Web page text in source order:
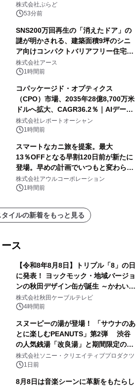
株式会社ぷらど
53分前
SNS200万回再生の「消えたドア」の
謎が明かされる、建築面積9坪のシニ
ア向けコンパクトバリアフリー住宅が
誕生
株式会社アース
1時間前
コパッケージド・オプティクス
（CPO）市場、2035年28億8,700万米
ドルへ拡大、CAGR36.2％｜AIデータ
センター・高速光通信需要が成長を加
速
株式会社レポートオーシャン
1時間前
スマートなカニ旅を提案。最大
13％OFFとなる早割120日前が新たに
登場。早めの計画でいつもと変わらぬ
大人の冬旅を。ー夕日ヶ浦温泉「佳松
苑 別邸ふうか」ー
株式会社アウルコーポレーション
1時間前
イルの新着をもっと見る
ス
【令和8年8月8日】トリプル「8」の日
に発表！ ヨックモック・地域バージョ
ンの秋田デザイン缶が誕生 ～かわいい
秋田犬の子犬と秋田の四季と名所を巡
るパッケージ～ 9月1日(火)秋田県内で
株式会社秋田ケーブルテレビ
4時間前
スヌーピーの湯が登場！ 「サウナのあ
とに楽しむPEANUTS」第2弾 渋谷
の人気銭湯「改良湯」と期間限定のコ
ラボレーション サウナイキタイコラ
ボグッズも発売決定！
株式会社ソニー・クリエイティブプロダクツ
1日前
8月8日は音楽シーンに革新をもたらし